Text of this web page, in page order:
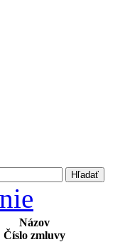
Názov
Číslo zmluvy